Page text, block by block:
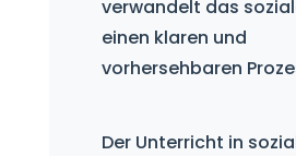
verwandelt das
einen klaren und
vorhersehbaren
Der Unterricht in